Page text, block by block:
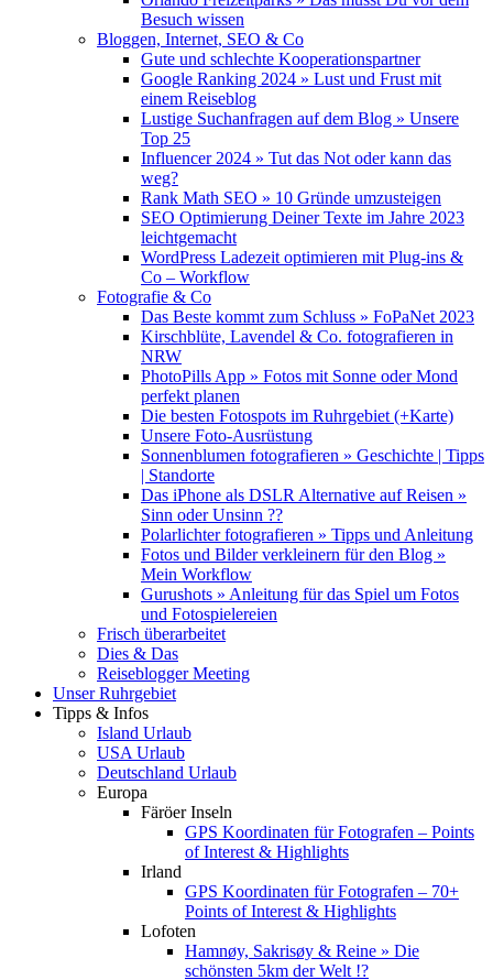
Besuch wissen
Bloggen, Internet, SEO & Co
Gute und schlechte Kooperationspartner
Google Ranking 2024 » Lust und Frust mit
einem Reiseblog
Lustige Suchanfragen auf dem Blog » Unsere
Top 25
Influencer 2024 » Tut das Not oder kann das
weg?
Rank Math SEO » 10 Gründe umzusteigen
SEO Optimierung Deiner Texte im Jahre 2023
leichtgemacht
WordPress Ladezeit optimieren mit Plug-ins &
Co – Workflow
Fotografie & Co
Das Beste kommt zum Schluss » FoPaNet 2023
Kirschblüte, Lavendel & Co. fotografieren in
NRW
PhotoPills App » Fotos mit Sonne oder Mond
perfekt planen
Die besten Fotospots im Ruhrgebiet (+Karte)
Unsere Foto-Ausrüstung
Sonnenblumen fotografieren » Geschichte | Tipps
| Standorte
Das iPhone als DSLR Alternative auf Reisen »
Sinn oder Unsinn ??
Polarlichter fotografieren » Tipps und Anleitung
Fotos und Bilder verkleinern für den Blog »
Mein Workflow
Gurushots » Anleitung für das Spiel um Fotos
und Fotospielereien
Frisch überarbeitet
Dies & Das
Reiseblogger Meeting
Unser Ruhrgebiet
Tipps & Infos
Island Urlaub
USA Urlaub
Deutschland Urlaub
Europa
Färöer Inseln
GPS Koordinaten für Fotografen – Points
of Interest & Highlights
Irland
GPS Koordinaten für Fotografen – 70+
Points of Interest & Highlights
Lofoten
Hamnøy, Sakrisøy & Reine » Die
schönsten 5km der Welt !?